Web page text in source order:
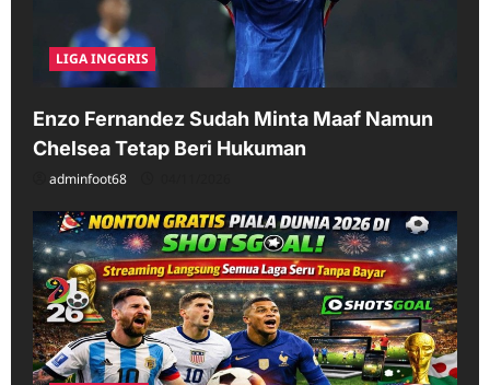
LIGA INGGRIS
Enzo Fernandez Sudah Minta Maaf Namun
Chelsea Tetap Beri Hukuman
adminfoot68